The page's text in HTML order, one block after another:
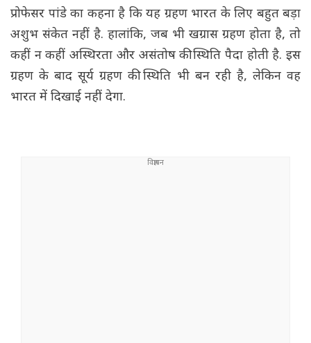
प्रोफेसर पांडे का कहना है कि यह ग्रहण भारत के लिए बहुत बड़ा
अशुभ संकेत नहीं है. हालांकि, जब भी खग्रास ग्रहण होता है, तो
कहीं न कहीं अस्थिरता और असंतोष की स्थिति पैदा होती है. इस
ग्रहण के बाद सूर्य ग्रहण की स्थिति भी बन रही है, लेकिन वह
भारत में दिखाई नहीं देगा.